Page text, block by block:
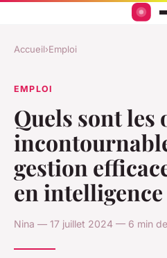
Accueil›Emploi
EMPLOI
Quels sont les
gestion
en
Nina — 17 juillet 2024 — 6 min